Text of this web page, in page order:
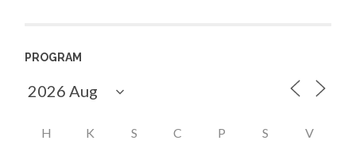
PROGRAM
H K S C P S V